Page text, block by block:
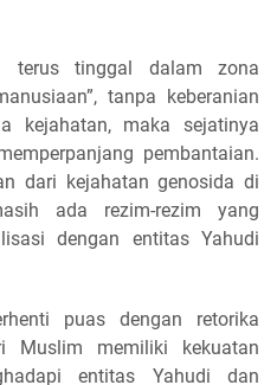
terus tinggal dalam zona
tanpa keberanian
kejahatan, maka sejatinya
pembantaian.
dari kejahatan genosida di
ada rezim-rezim yang
dengan entitas Yahudi
puas dengan retorika
Muslim memiliki kekuatan
entitas Yahudi dan